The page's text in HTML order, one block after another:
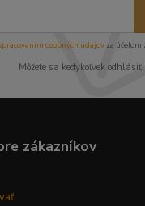
osobných údajov za účelom
Môžete sa kedykoľvek odhlásiť.
zákazníkov